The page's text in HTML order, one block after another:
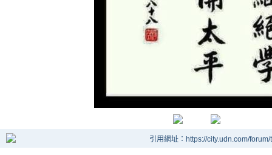
引用網址：https://city.udn.com/